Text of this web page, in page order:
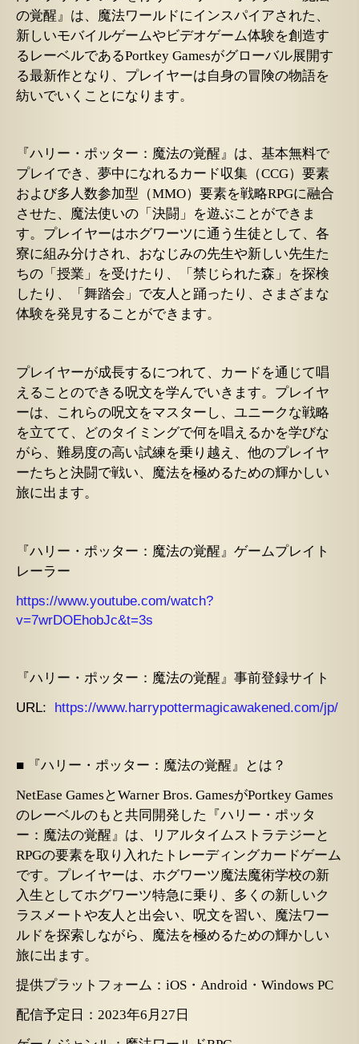
の覚醒』は、魔法ワールドにインスパイアされた、
新しいモバイルゲームやビデオゲーム体験を創造す
るレーベルであるPortkey Gamesがグローバル展開す
る最新作となり、プレイヤーは自身の冒険の物語を
紡いでいくことになります。
『ハリー・ポッター：魔法の覚醒』は、基本無料で
プレイでき、夢中になれるカード収集（CCG）要素
および多人数参加型（MMO）要素を戦略RPGに融合
させた、魔法使いの「決闘」を遊ぶことができま
す。プレイヤーはホグワーツに通う生徒として、各
寮に組み分けされ、おなじみの先生や新しい先生た
ちの「授業」を受けたり、「禁じられた森」を探検
したり、「舞踏会」で友人と踊ったり、さまざまな
体験を発見することができます。
プレイヤーが成長するにつれて、カードを通じて唱
えることのできる呪文を学んでいきます。プレイヤ
ーは、これらの呪文をマスターし、ユニークな戦略
を立てて、どのタイミングで何を唱えるかを学びな
がら、難易度の高い試練を乗り越え、他のプレイヤ
ーたちと決闘で戦い、魔法を極めるための輝かしい
旅に出ます。
『ハリー・ポッター：魔法の覚醒』ゲームプレイト
レーラー
https://www.youtube.com/watch?
v=7wrDOEhobJc&t=3s
『ハリー・ポッター：魔法の覚醒』事前登録サイト
URL: https://www.harrypottermagicawakened.com/jp/
■ 『ハリー・ポッター：魔法の覚醒』とは？
NetEase GamesとWarner Bros. GamesがPortkey Games
のレーベルのもと共同開発した『ハリー・ポッタ
ー：魔法の覚醒』は、リアルタイムストラテジーと
RPGの要素を取り入れたトレーディングカードゲーム
です。プレイヤーは、ホグワーツ魔法魔術学校の新
入生としてホグワーツ特急に乗り、多くの新しいク
ラスメートや友人と出会い、呪文を習い、魔法ワー
ルドを探索しながら、魔法を極めるための輝かしい
旅に出ます。
提供プラットフォーム：iOS・Android・Windows PC
配信予定日： 2023年6月27日